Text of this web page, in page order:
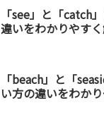
「see」と「catch
違いをわかりやす
「beach」と「
い方の違いをわか